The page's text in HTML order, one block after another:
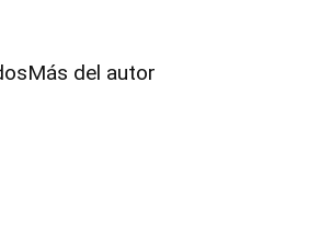
Más del autor